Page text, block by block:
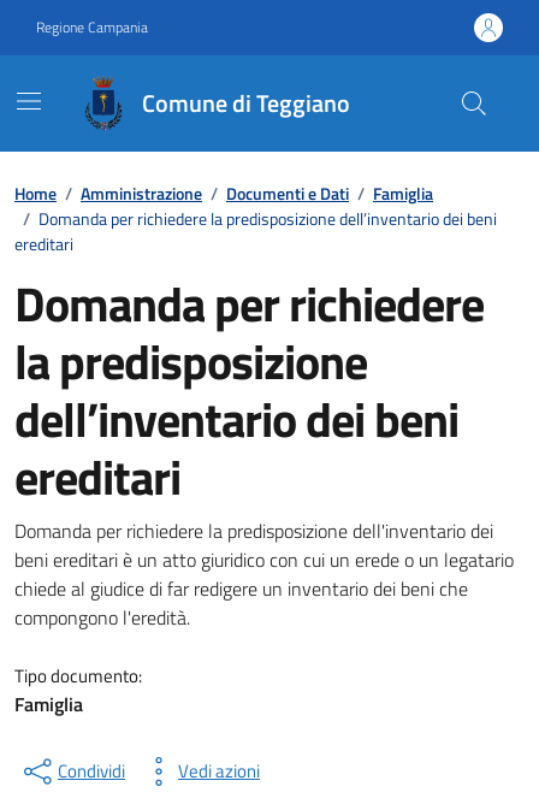
Regione Campania
Comune di Teggiano
Contenuti in evidenza
Home / Amministrazione / Documenti e Dati / Famiglia
/ Domanda per richiedere la predisposizione dell’inventario dei beni
ereditari
Domanda per richiedere
la predisposizione
dell’inventario dei beni
ereditari
Dettagli del documento
Domanda per richiedere la predisposizione dell'inventario dei
beni ereditari è un atto giuridico con cui un erede o un legatario
chiede al giudice di far redigere un inventario dei beni che
compongono l'eredità.
Tipo documento:
Famiglia
Condividi Vedi azioni